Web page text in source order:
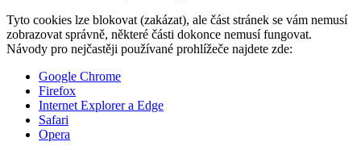
Tyto cookies lze blokovat (zakázat), ale část stránek se vám nemusí
zobrazovat správně, některé části dokonce nemusí fungovat.
Návody pro nejčastěji používané prohlížeče najdete zde:
Google Chrome
Firefox
Internet Explorer a Edge
Safari
Opera